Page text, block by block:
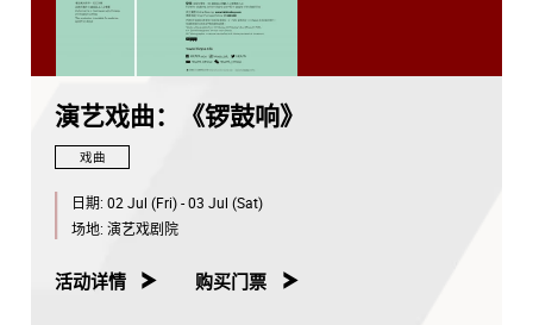
演艺戏曲：《锣鼓响》
戏曲
日期: 02 Jul (Fri) - 03 Jul (Sat)
场地: 演艺戏剧院
活动详情 购买门票